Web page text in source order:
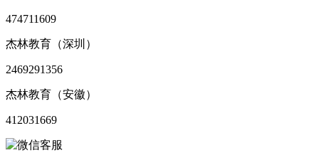
474711609
杰林教育（深圳）
2469291356
杰林教育（安徽）
412031669